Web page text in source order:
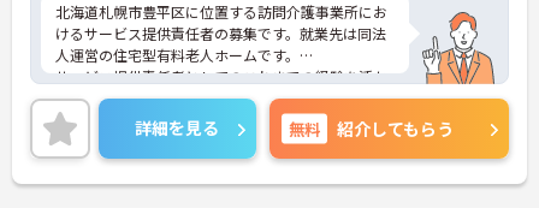
北海道札幌市豊平区に位置する訪問介護事業所にお
けるサービス提供責任者の募集です。就業先は同法
人運営の住宅型有料老人ホームです。
サービス提供責任者としてのこれまでの経験を活か
しながらご勤務いただけます。ご利用者やスタッフ
などどんな方とでも円滑にコミュニケーションをと
れる方を募集しています。
ご興味のある方には、面接対策ポイントなど、さら
に詳細をお話しいたしますのでお気軽にご相談くだ
詳細を見る 無料 紹介してもらう